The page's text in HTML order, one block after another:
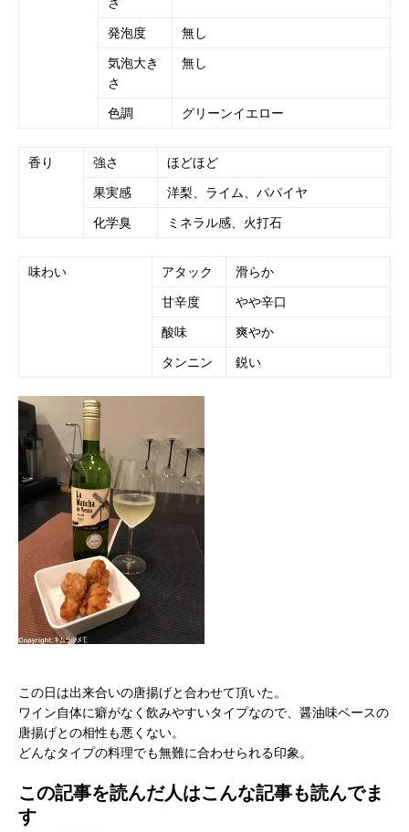
発泡度
無し
気泡大き
さ
無し
色調 グリーンイエロー
香り 強さ
ほどほど
果実感
洋梨、ライム、パパイヤ
化学臭
ミネラル感、火打石
味わい アタック
滑らか
甘辛度
やや辛口
酸味
爽やか
タンニン
鋭い
この日は出来合いの唐揚げと合わせて頂いた。
ワイン自体に癖がなく飲みやすいタイプなので、醤油味ベースの
唐揚げとの相性も悪くない。
どんなタイプの料理でも無難に合わせられる印象。
この記事を読んだ人はこんな記事も読んでま
す